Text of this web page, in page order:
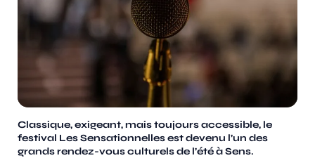
Classique, exigeant, mais toujours accessible, le
festival Les Sensationnelles est devenu l’un des
grands rendez-vous culturels de l’été à Sens.